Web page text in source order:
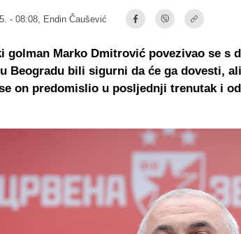
- 08:08, Endin Čaušević
golman Marko Dmitrović povezivao se s
Beogradu bili sigurni da će ga dovesti,
on predomislio u posljednji trenutak i